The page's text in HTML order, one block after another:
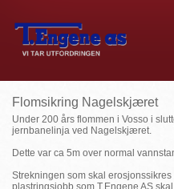
Flomsikring Nagelskjæret
Under 200 års flommen i Vosso i
jernbanelinja ved Nagelskjæret.
Dette var ca 5m over normal
Strekningen som skal
plastringsjobb som T.Engene AS